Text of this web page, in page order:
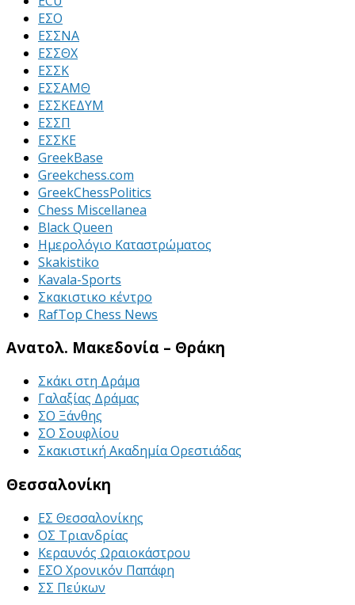
ΕΣΟ
ΕΣΣΝΑ
ΕΣΣΘΧ
ΕΣΣΚ
ΕΣΣΑΜΘ
ΕΣΣΚΕΔΥΜ
ΕΣΣΠ
ΕΣΣΚΕ
GreekBase
Greekchess.com
GreekChessPolitics
Chess Miscellanea
Black Queen
Ημερολόγιο Καταστρώματος
Skakistiko
Kavala-Sports
Σκακιστικο κέντρο
RafTop Chess News
Ανατολ. Μακεδονία – Θράκη
Σκάκι στη Δράμα
Γαλαξίας Δράμας
ΣΟ Ξάνθης
ΣΟ Σουφλίου
Σκακιστική Ακαδημία Ορεστιάδας
Θεσσαλονίκη
ΕΣ Θεσσαλονίκης
ΟΣ Τριανδρίας
Κεραυνός Ωραιοκάστρου
ΕΣΟ Χρονικόν Παπάφη
ΣΣ Πεύκων